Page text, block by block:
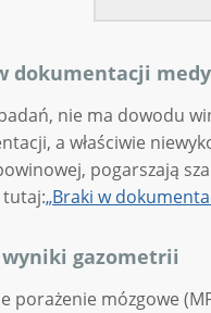
dokumentacji
nie ma dowodu
a właściwie
pogarszają
tutaj:„Braki w
wyniki gazometrii
porażenie mózgowe